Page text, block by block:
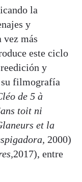
la
y
vez más
este ciclo
y
su filmografía
de 5 à
toit ni
et la
2000)
2017), entre